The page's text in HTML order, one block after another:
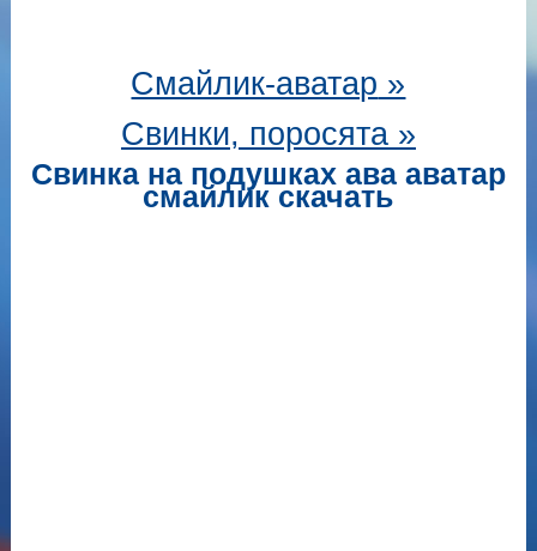
Смайлик-аватар »
Свинки, поросята »
Свинка на подушках ава аватар
смайлик скачать